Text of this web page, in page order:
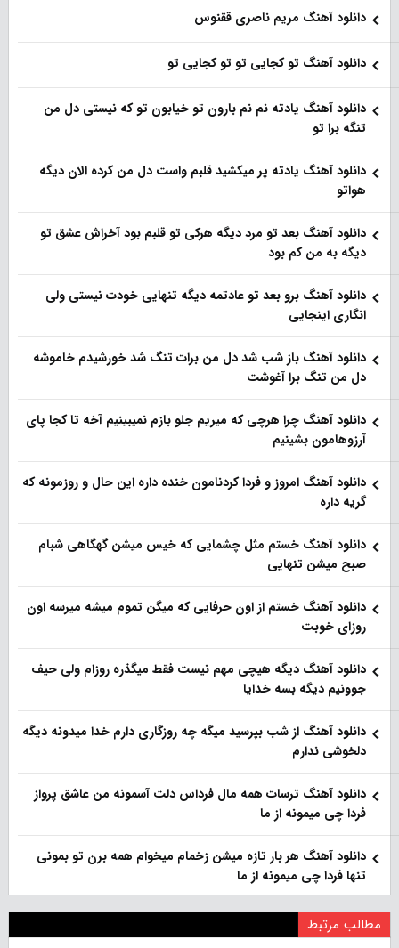
دانلود آهنگ مریم ناصری ققنوس
دانلود آهنگ تو کجایی تو تو کجایی تو
دانلود آهنگ یادته نم نم بارون تو خیابون تو که نیستی دل من
تنگه برا تو
دانلود آهنگ یادته پر میکشید قلبم واست دل من کرده الان دیگه
هواتو
دانلود آهنگ بعد تو مرد دیگه هرکی تو قلبم بود آخراش عشق تو
دیگه به من کم بود
دانلود آهنگ برو بعد تو عادتمه دیگه تنهایی خودت نیستی ولی
انگاری اینجایی
دانلود آهنگ باز شب شد دل من برات تنگ شد خورشیدم خاموشه
دل من تنگ برا آغوشت
دانلود آهنگ چرا هرچی که میریم جلو بازم نمیبینیم آخه تا کجا پای
آرزوهامون بشینیم
دانلود آهنگ امروز و فردا کردنامون خنده داره این حال و روزمونه که
گریه داره
دانلود آهنگ خستم مثل چشمایی که خیس میشن گهگاهی شبام
صبح میشن تنهایی
دانلود آهنگ خستم از اون حرفایی که میگن تموم میشه میرسه اون
روزای خوبت
دانلود آهنگ دیگه هیچی مهم نیست فقط میگذره روزام ولی حیف
جوونیم دیگه بسه خدایا
دانلود آهنگ از شب بپرسید میگه چه روزگاری دارم خدا میدونه دیگه
دلخوشی ندارم
دانلود آهنگ ترسات همه مال فرداس دلت آسمونه من عاشق پرواز
فردا چی میمونه از ما
دانلود آهنگ هر بار تازه میشن زخمام میخوام همه برن تو بمونی
تنها فردا چی میمونه از ما
مطالب مرتبط